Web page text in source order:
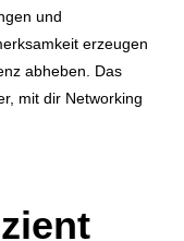
und
erzeugen
abheben. Das
mit dir Networking